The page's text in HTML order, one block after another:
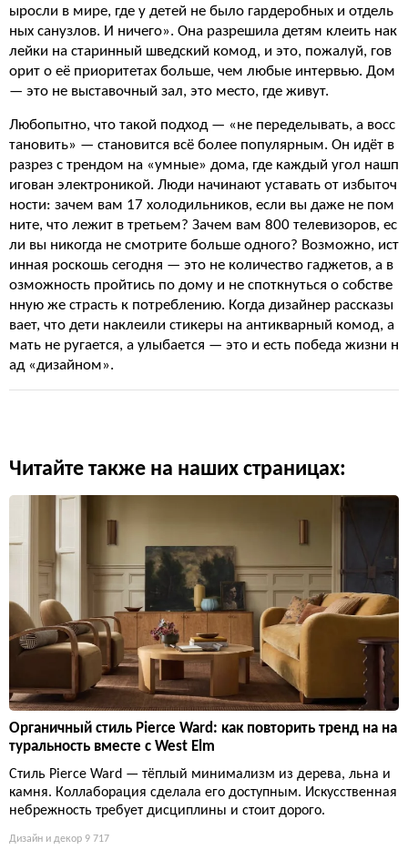
ыросли в мире, где у детей не было гардеробных и отдель
ных санузлов. И ничего». Она разрешила детям клеить нак
лейки на старинный шведский комод, и это, пожалуй, гов
орит о её приоритетах больше, чем любые интервью. Дом
— это не выставочный зал, это место, где живут.
Любопытно, что такой подход — «не переделывать, а восс
тановить» — становится всё более популярным. Он идёт в
разрез с трендом на «умные» дома, где каждый угол нашп
игован электроникой. Люди начинают уставать от избыточ
ности: зачем вам 17 холодильников, если вы даже не пом
ните, что лежит в третьем? Зачем вам 800 телевизоров, ес
ли вы никогда не смотрите больше одного? Возможно, ист
инная роскошь сегодня — это не количество гаджетов, а в
озможность пройтись по дому и не споткнуться о собстве
нную же страсть к потреблению. Когда дизайнер рассказы
вает, что дети наклеили стикеры на антикварный комод, а
мать не ругается, а улыбается — это и есть победа жизни н
ад «дизайном».
Читайте также на наших страницах:
Органичный стиль Pierce Ward: как повторить тренд на на
туральность вместе с West Elm
Стиль Pierce Ward — тёплый минимализм из дерева, льна и
камня. Коллаборация сделала его доступным. Искусственная
небрежность требует дисциплины и стоит дорого.
Дизайн и декор 9 717